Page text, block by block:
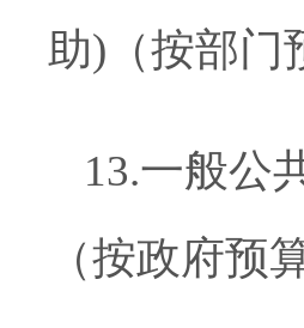
助)（按部门
13.一般公
（按政府预